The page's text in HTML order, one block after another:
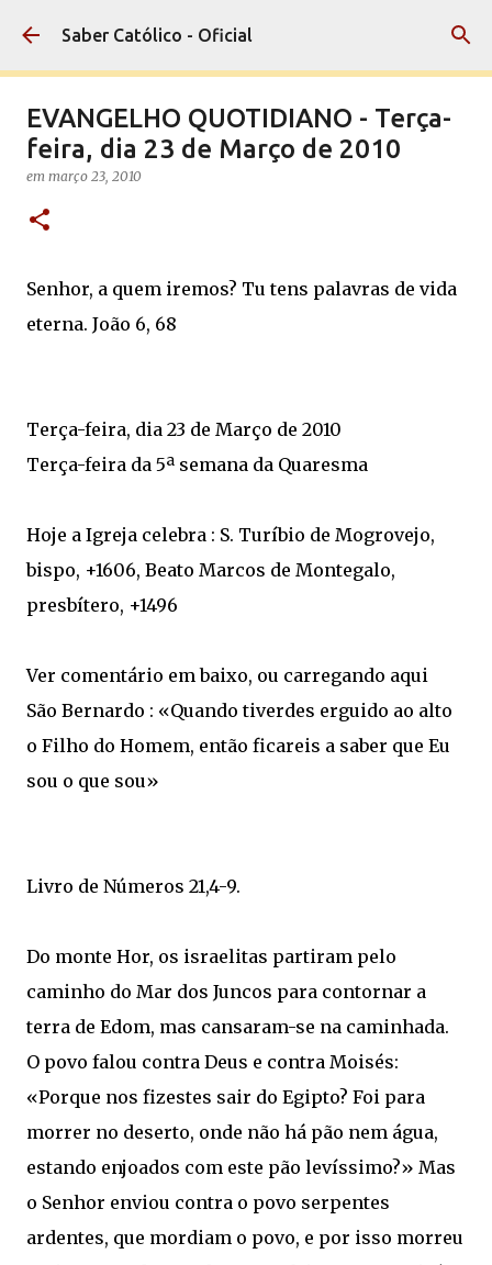
Pular para o conteúdo principal
Saber Católico - Oficial
EVANGELHO QUOTIDIANO - Terça-
feira, dia 23 de Março de 2010
em março 23, 2010
Senhor, a quem iremos? Tu tens palavras de vida
eterna. João 6, 68
Terça-feira, dia 23 de Março de 2010
Terça-feira da 5ª semana da Quaresma
Hoje a Igreja celebra : S. Turíbio de Mogrovejo,
bispo, +1606, Beato Marcos de Montegalo,
presbítero, +1496
Ver comentário em baixo, ou carregando aqui
São Bernardo : «Quando tiverdes erguido ao alto
o Filho do Homem, então ficareis a saber que Eu
sou o que sou»
Livro de Números 21,4-9.
Do monte Hor, os israelitas partiram pelo
caminho do Mar dos Juncos para contornar a
terra de Edom, mas cansaram-se na caminhada.
O povo falou contra Deus e contra Moisés:
«Porque nos fizestes sair do Egipto? Foi para
morrer no deserto, onde não há pão nem água,
estando enjoados com este pão levíssimo?» Mas
o Senhor enviou contra o povo serpentes
ardentes, que mordiam o povo, e por isso morreu